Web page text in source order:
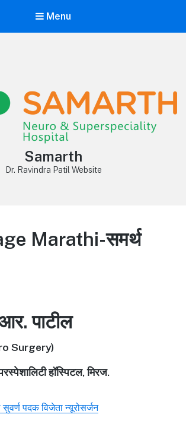
Menu
Samarth
Dr. Ravindra Patil Website
Marathi-समर्थ
पाटील
Surgery)
हॉस्पिटल, मिरज.
सुवर्ण पदक विजेता न्यूरोसर्जन